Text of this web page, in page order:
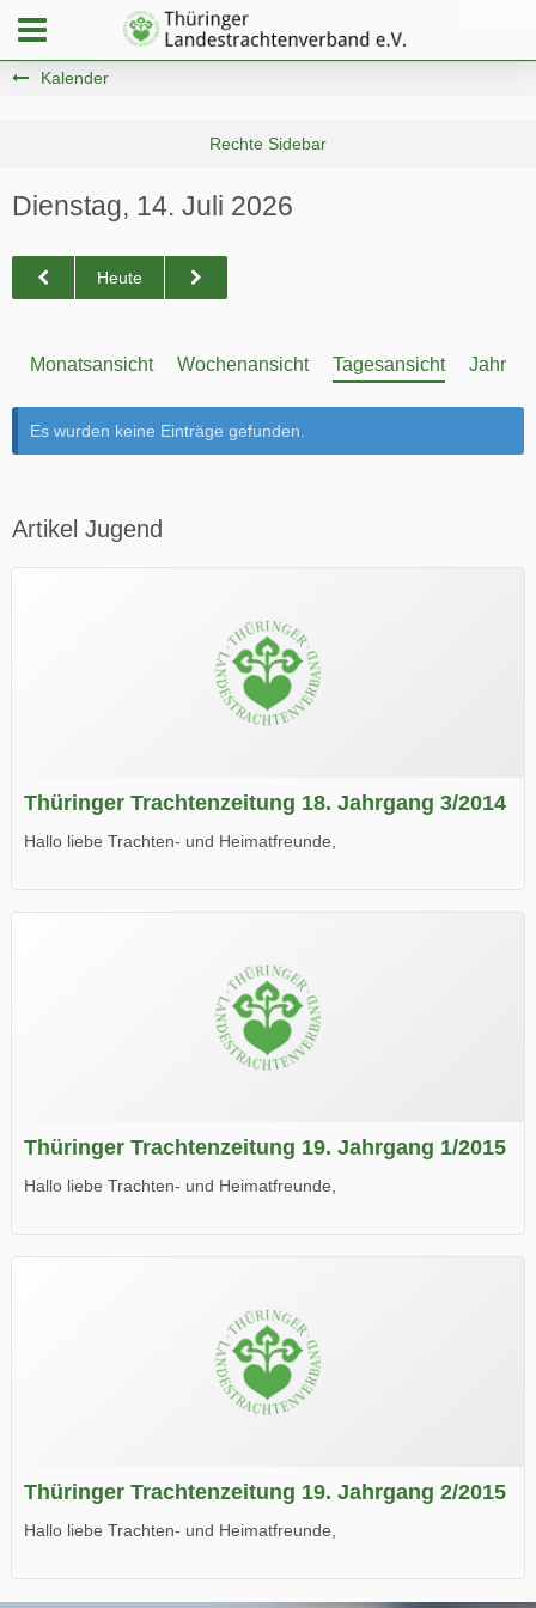
Kalender
Dienstag, 14. Juli 2026
Heute
Monatsansicht Wochenansicht Tagesansicht
Es wurden keine Einträge gefunden.
Artikel Jugend
Thüringer Trachtenzeitung 18. Jahrgang 3/2014
Hallo liebe Trachten- und Heimatfreunde,
Wir wünschen Euch viel Spaß beim Lesen.
Thüringer Trachtenzeitung 19. Jahrgang 1/2015
Hallo liebe Trachten- und Heimatfreunde,
Wir wünschen Euch viel Spaß beim Lesen.
Thüringer Trachtenzeitung 19. Jahrgang 2/2015
Hallo liebe Trachten- und Heimatfreunde,
Wir wünschen Euch viel Spaß beim Lesen.